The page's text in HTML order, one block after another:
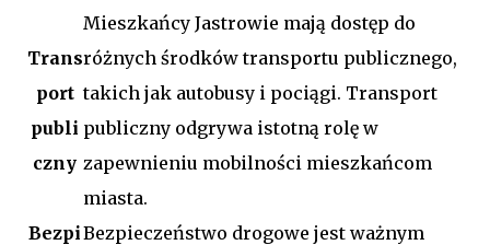
Trans
port
publi
czny
Mieszkańcy Jastrowie mają dostęp do
różnych środków transportu publicznego,
takich jak autobusy i pociągi. Transport
publiczny odgrywa istotną rolę w
zapewnieniu mobilności mieszkańcom
miasta.
BezpiBezpieczeństwo drogowe jest ważnym